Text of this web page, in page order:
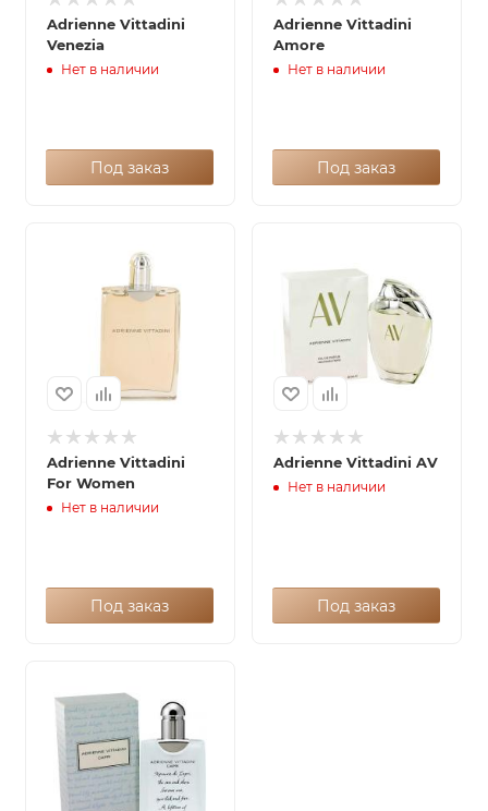
Adrienne Vittadini
Venezia
Нет в наличии
Под заказ
Adrienne Vittadini
Amore
Нет в наличии
Под заказ
Adrienne Vittadini
For Women
Нет в наличии
Под заказ
Adrienne Vittadini AV
Нет в наличии
Под заказ